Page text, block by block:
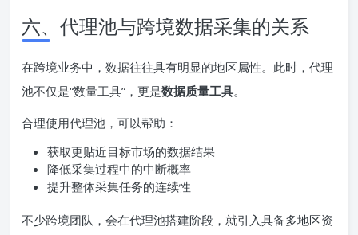
六、代理池与跨境数据采集的关系
在跨境业务中，数据往往具有明显的地区属性。此时，代理
池不仅是“数量工具”，更是数据质量工具。
合理使用代理池，可以帮助：
获取更贴近目标市场的数据结果
降低采集过程中的中断概率
提升整体采集任务的连续性
不少跨境团队，会在代理池搭建阶段，就引入具备多地区资